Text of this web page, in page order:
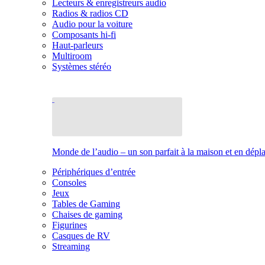
Lecteurs & enregistreurs audio
Radios & radios CD
Audio pour la voiture
Composants hi-fi
Haut-parleurs
Multiroom
Systèmes stéréo
Monde de l’audio – un son parfait à la maison et en
Périphériques d’entrée
Consoles
Jeux
Tables de Gaming
Chaises de gaming
Figurines
Casques de RV
Streaming